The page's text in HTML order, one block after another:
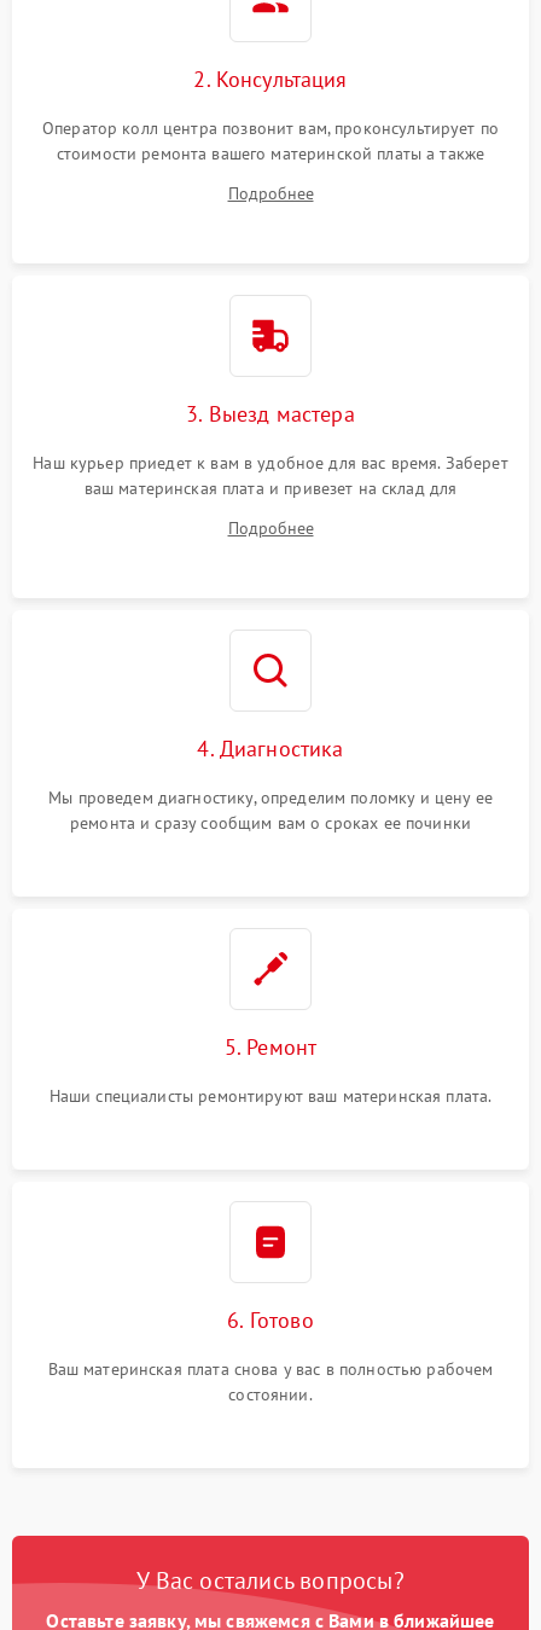
2. Консультация
Оператор колл центра позвонит вам, проконсультирует по
стоимости ремонта вашего материнской платы а также
Подробнее
3. Выезд мастера
Наш курьер приедет к вам в удобное для вас время. Заберет
ваш материнская плата и привезет на склад для
Подробнее
4. Диагностика
Мы проведем диагностику, определим поломку и цену ее
ремонта и сразу сообщим вам о сроках ее починки
5. Ремонт
Наши специалисты ремонтируют ваш материнская плата.
6. Готово
Ваш материнская плата снова у вас в полностью рабочем
состоянии.
У Вас остались вопросы?
Оставьте заявку, мы свяжемся с Вами в ближайшее